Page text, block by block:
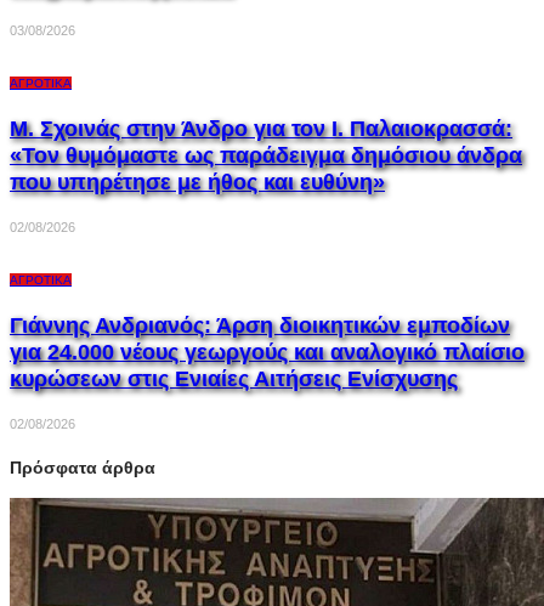
03/08/2026
ΑΓΡΟΤΙΚΆ
Μ. Σχοινάς στην Άνδρο για τον Ι. Παλαιοκρασσά:
«Τον θυμόμαστε ως παράδειγμα δημόσιου άνδρα
που υπηρέτησε με ήθος και ευθύνη»
02/08/2026
ΑΓΡΟΤΙΚΆ
Γιάννης Ανδριανός: Άρση διοικητικών εμποδίων
για 24.000 νέους γεωργούς και αναλογικό πλαίσιο
κυρώσεων στις Ενιαίες Αιτήσεις Ενίσχυσης
02/08/2026
Πρόσφατα άρθρα